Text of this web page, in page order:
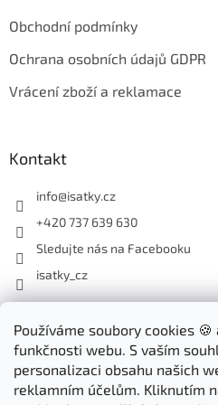
Používáme soubory cookies
funkčnosti webu. S vaším
personalizaci obsahu našich
reklamním účelům. Kliknutím
Obchodní podmínky
Ochrana osobních údajů GDPR
Vrácení zboží a reklamace
Kontakt
info@isatky.cz
+420 737 639 630
Sledujte nás na Facebooku
isatky_cz
Odebírat newsletter
Vložte svůj e-mail a my vám
produktech na našem e-shopu.